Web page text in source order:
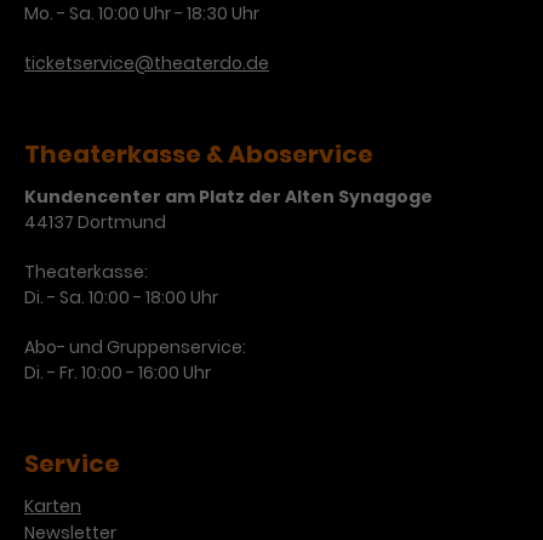
Mo. - Sa. 10:00 Uhr - 18:30 Uhr
ticketservice@theaterdo.de
Theaterkasse & Aboservice
Kundencenter am Platz der Alten Synagoge
44137 Dortmund
Theaterkasse:
Di. - Sa. 10:00 - 18:00 Uhr
Abo- und Gruppenservice:
Di. - Fr. 10:00 - 16:00 Uhr
Service
Karten
Newsletter